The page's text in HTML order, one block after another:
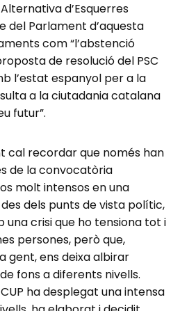
d’Esquerres
del Parlament d’aquesta
com “l’abstenció
de resolució del PSC
l’estat espanyol per a la
a la ciutadania catalana
futur”.
cal recordar que només han
de la convocatòria
molt intensos en una
dels punts de vista polític,
una crisi que ho tensiona tot i
persones, però que,
gent, ens deixa albirar
fons a diferents nivells.
ha desplegat una intensa